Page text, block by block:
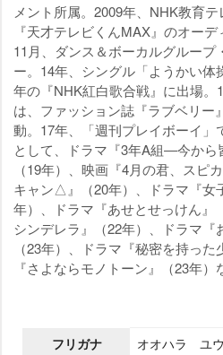
メント所属。2009年、NHK教育テ
『天才テレビくんMAX』のオー
11月、ダンス＆ボーカルグループ
ー。14年、シングル「ようかい体
年の『NHK紅白歌合戦』に出場。
は、ファッション誌『ラブベリー
動。17年、「週刊プレイボーイ」
として、ドラマ『3年A組―今から
（19年）、映画『4月の君、スピ
キャン△』（20年）、ドラマ『女
年）、ドラマ『あせとせっけん』
シンデレラ』（22年）、ドラマ『
（23年）、ドラマ『秘密を持っ
『さよならモノトーン』（23年）
フリガナ
オオハラ ユ